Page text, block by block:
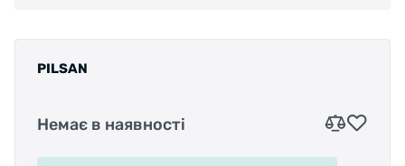
PILSAN
Немає в наявності